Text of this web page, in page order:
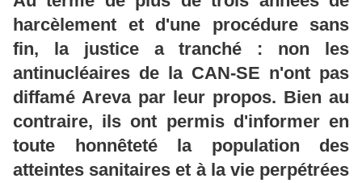
harcèlement et d'une procédure sans
fin, la justice a tranché : non les
antinucléaires de la CAN-SE n'ont pas
diffamé Areva par leur propos. Bien au
contraire, ils ont permis d'informer en
toute honnêteté la population des
atteintes sanitaires et à la vie perpétrées